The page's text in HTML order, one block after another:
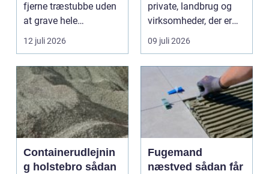
fjerne træstubbe uden
at grave hele
rodsystemet op.
12 juli 2026
private, landbrug og
virksomheder, der er
afhængige af o...
09 juli 2026
Containerudlejnin
g holstebro sådan
Fugemand
næstved sådan får